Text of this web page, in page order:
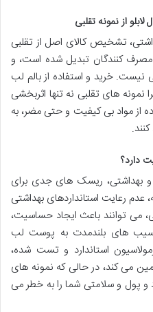
از نمونه تقلبی
تشخیص کالای اصل از تقلبی
کنندگان تبدیل شده است، و
نیست. خرید و استفاده از بالم لب
نمونه های تقلبی نه تنها اثربخشی
از مواد بی کیفیت و حتی مضر، به
دارد؟
و بهداشتی، ریسک های جدی برای
عدم رعایت استانداردهای بهداشتی
می توانند باعث ایجاد حساسیت،
های بلندمدت به پوست لب
استاندارد و تست شده،
می کند، در حالی که نمونه های
و پول و سلامتی شما را به خطر می